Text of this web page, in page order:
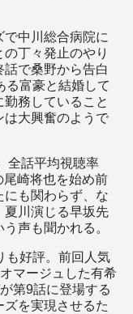
で中川総合病院に
丁々発止のやり
で桑野から告白
る富豪と結婚して
務していること
は大興奮のようで
全話平均視聴率
崎将也を始め前
も関わらず、な
夏川演じる早坂先
声も聞かれる。
も好評。前回人気
マージュした有希
第9話に登場する
を実現させるた